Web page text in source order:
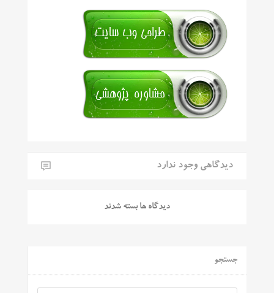
دیدگاهی وجود ندارد
دیدگاه ها بسته شدند
جستجو